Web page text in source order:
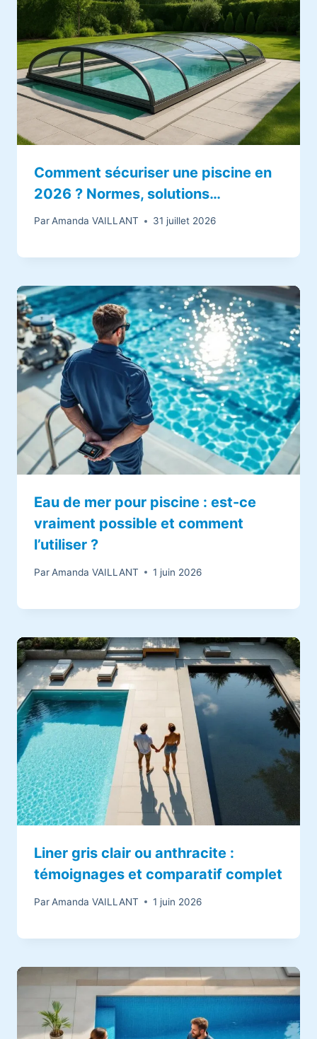
Comment sécuriser une piscine en
2026 ? Normes, solutions…
ParAmanda VAILLANT 31 juillet 2026
Eau de mer pour piscine : est-ce
vraiment possible et comment
l’utiliser ?
Par Amanda VAILLANT 1 juin 2026
Liner gris clair ou anthracite :
témoignages et comparatif complet
Par Amanda VAILLANT 1 juin 2026